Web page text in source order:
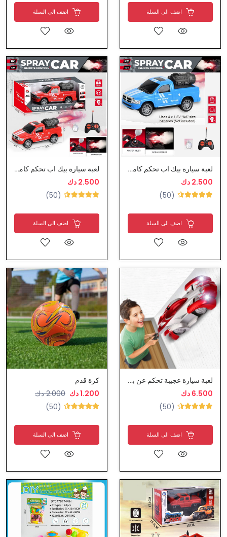
اضف الى السلة اضف الى السلة
لعبة سيارة بيك اب تحكم كامل
2.500 دك
(50)
اضف الى السلة
لعبة سيارة بيك اب تحكم كامل
2.500 دك
(50)
اضف الى السلة
لعبة سيارة عجيبة تحكم عن بعد تمشي على الجدران
6.500 دك
(50)
اضف الى السلة
كرة قدم
1.200 دك
2.000 دك
(50)
اضف الى السلة